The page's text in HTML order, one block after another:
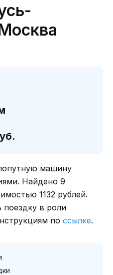
машину
Найдено 9
1132 рублей.
поездку в роли
по ссылке.